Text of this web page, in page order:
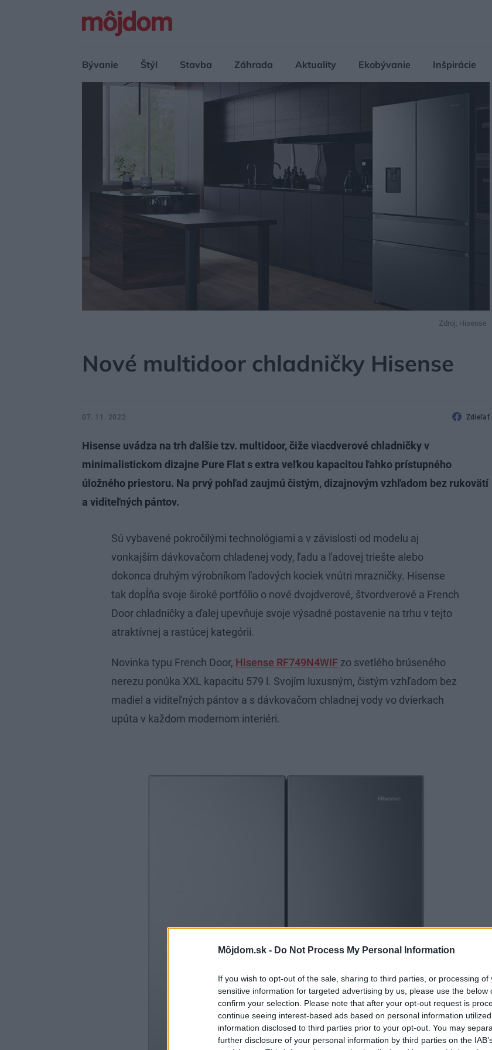
Môjdom.sk - Do Not Process My Personal Information
If you wish to opt-out of the sale, sharing to third parties, or processing of
sensitive information for targeted advertising by us, please use the below
confirm your selection. Please note that after your opt-out request is
continue seeing interest-based ads based on personal information
information disclosed to third parties prior to your opt-out. You may
further disclosure of your personal information by third parties on the
Bývanie Štýl Stavba Záhrada Aktuality Ekobývanie Inšpirácie
Zdroj: Hisense
Nové multidoor chladničky Hisense
07. 11. 2022 Zdieľať
Hisense uvádza na trh ďalšie tzv. multidoor, čiže viacdverové chladničky v
minimalistickom dizajne Pure Flat s extra veľkou kapacitou ľahko prístupného
úložného priestoru. Na prvý pohľad zaujmú čistým, dizajnovým vzhľadom bez rukovätí
a viditeľných pántov.
Sú vybavené pokročilými technológiami a v závislosti od modelu aj
vonkajším dávkovačom chladenej vody, ľadu a ľadovej triešte alebo
dokonca druhým výrobníkom ľadových kociek vnútri mrazničky. Hisense
tak dopĺňa svoje široké portfólio o nové dvojdverové, štvordverové a French
Door chladničky a ďalej upevňuje svoje výsadné postavenie na trhu v tejto
atraktívnej a rastúcej kategórii.
Novinka typu French Door, Hisense RF749N4WIF zo svetlého brúseného
nerezu ponúka XXL kapacitu 579 l. Svojím luxusným, čistým vzhľadom bez
madiel a viditeľných pántov a s dávkovačom chladnej vody vo dvierkach
upúta v každom modernom interiéri.